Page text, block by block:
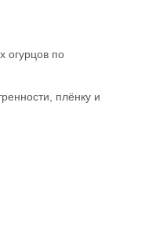
огурцов по
плёнку и